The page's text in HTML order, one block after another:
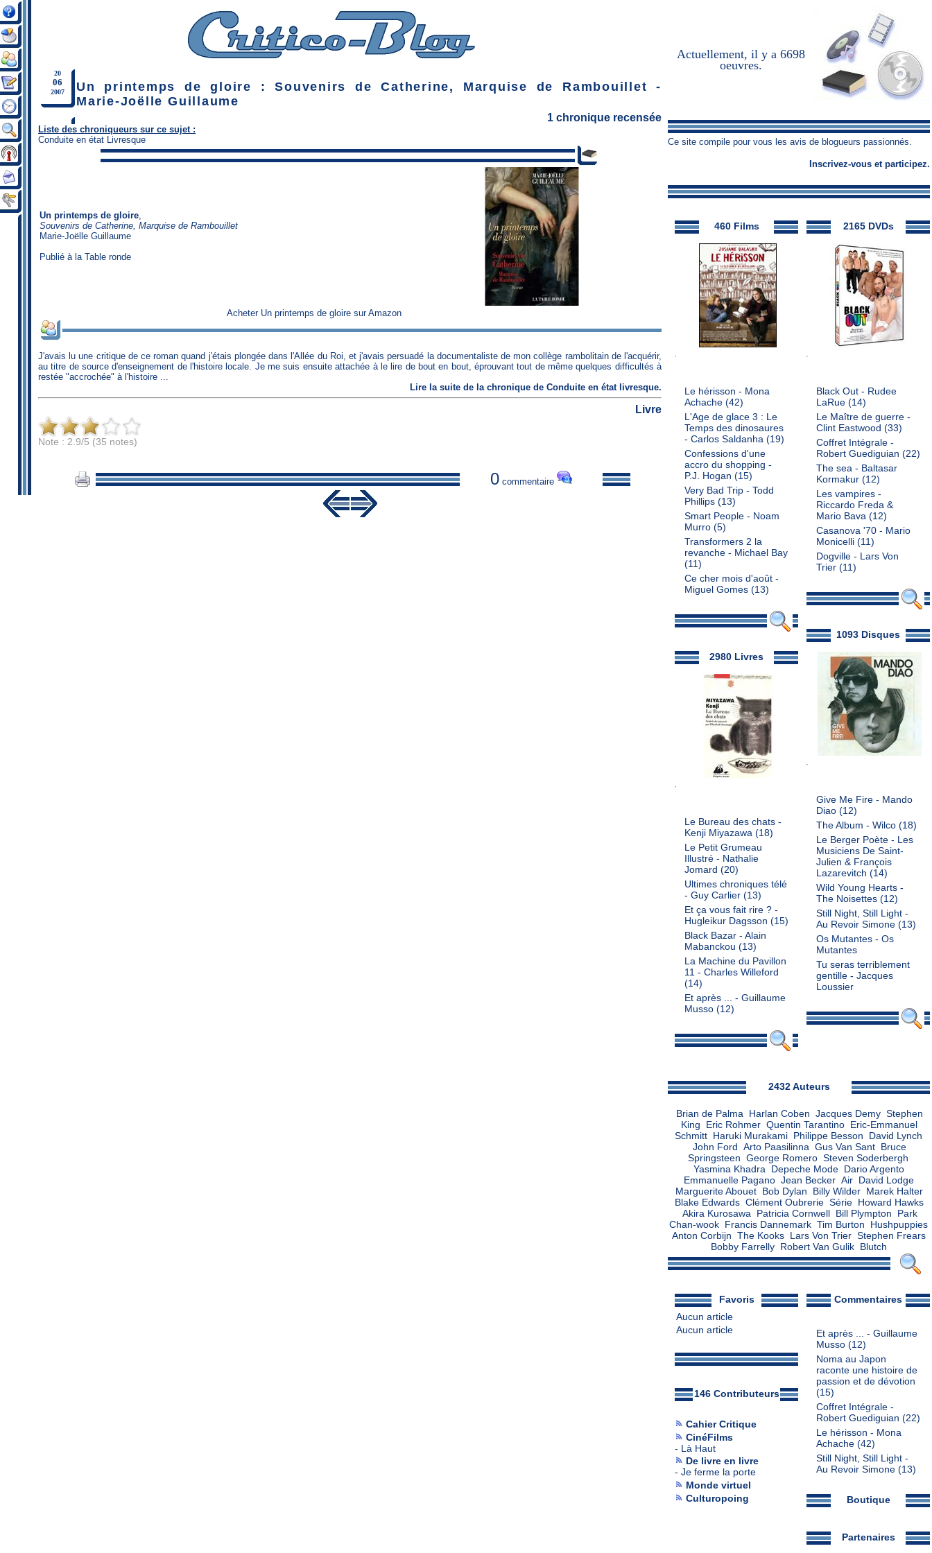
Actuellement, il y a 6698
oeuvres.
Ce site compile pour vous les avis de blogueurs passionnés.
Inscrivez-vous et participez.
2165 DVDs
Black Out - Rudee
LaRue(14)
Le Maître de guerre -
Clint Eastwood (33)
Coffret Intégrale -
Robert Guediguian (22)
The sea - Baltasar
Kormakur(12)
Les vampires -
Riccardo Freda &
Mario Bava(12)
Casanova '70 - Mario
Monicelli(11)
Dogville - Lars Von
Trier(11)
1093 Disques
Give Me Fire - Mando
Diao(12)
The Album - Wilco(18)
Le Berger Poète - Les
Musiciens De Saint-
Julien & François
Lazarevitch (14)
Wild Young Hearts -
The Noisettes(12)
Still Night, Still Light -
Au Revoir Simone(13)
Os Mutantes - Os
Mutantes
Tu seras terriblement
gentille - Jacques
Loussier
460 Films
Le hérisson - Mona
Achache(42)
L'Age de glace 3 : Le
Temps des dinosaures
- Carlos Saldanha(19)
Confessions d'une
accro du shopping -
P.J. Hogan (15)
Very Bad Trip - Todd
Phillips(13)
Smart People - Noam
Murro(5)
Transformers 2 la
revanche - Michael Bay
(11)
Ce cher mois d'août -
Miguel Gomes(13)
2980 Livres
Le Bureau des chats -
Kenji Miyazawa(18)
Le Petit Grumeau
Illustré - Nathalie
Jomard (20)
Ultimes chroniques télé
- Guy Carlier(13)
Et ça vous fait rire ? -
Hugleikur Dagsson (15)
Black Bazar - Alain
Mabanckou (13)
La Machine du Pavillon
11 - Charles Willeford
(14)
Et après ... - Guillaume
Musso(12)
2432 Auteurs
Brian de Palma Harlan Coben Jacques Demy Stephen
King
Eric Rohmer Quentin Tarantino
Eric-Emmanuel
Schmitt
Haruki Murakami Philippe Besson
David Lynch
John Ford
Arto Paasilinna Gus Van Sant
Bruce
Springsteen George Romero Steven Soderbergh
Yasmina Khadra
Depeche Mode
Dario Argento
Emmanuelle Pagano Jean Becker Air
David Lodge
Marguerite Abouet
Bob Dylan Billy Wilder
Marek Halter
Blake Edwards Clément Oubrerie Série
Howard Hawks
Akira Kurosawa
Patricia Cornwell Bill Plympton
Park
Chan-wook
Francis Dannemark Tim Burton
Hushpuppies
Anton Corbijn The Kooks Lars Von Trier Stephen Frears
Bobby Farrelly
Robert Van Gulik Blutch
Commentaires
Et après ... - Guillaume
Musso(12)
Noma au Japon
raconte une histoire de
passion et de dévotion
(15)
Coffret Intégrale -
Robert Guediguian (22)
Le hérisson - Mona
Achache(42)
Still Night, Still Light -
Au Revoir Simone(13)
Boutique
Partenaires
Favoris
Aucun article
Aucun article
146 Contributeurs
Cahier Critique
CinéFilms
- Là Haut
De livre en livre
- Je ferme la porte
Monde virtuel
Culturopoing
20
06
2007
Un printemps de gloire : Souvenirs de Catherine, Marquise de Rambouillet -
Marie-Joëlle Guillaume
1 chronique recensée
Liste des chroniqueurs sur ce sujet :
Conduite en état Livresque
Un printemps de gloire,
Souvenirs de Catherine, Marquise de Rambouillet
Marie-Joëlle Guillaume
Publié à la Table ronde
Acheter Un printemps de gloire sur Amazon
J'avais lu une critique de ce roman quand j'étais plongée dans l'Allée du Roi, et j'avais persuadé la documentaliste de mon collège rambolitain de l'acquérir,
au titre de source d'enseignement de l'histoire locale. Je me suis ensuite attachée à le lire de bout en bout, éprouvant tout de même quelques difficultés à
restée "accrochée" à l'histoire ...
Lire la suite de la chronique de Conduite en état livresque.
Livre
Note : 2.9/5 (35 notes)
0 commentaire